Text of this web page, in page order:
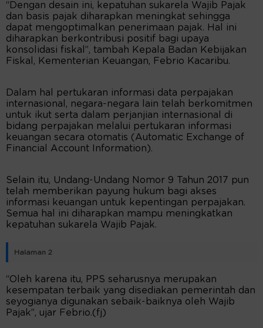
“Dengan desain ini, kepatuhan sukarela Wajib Pajak
dan basis pajak diharapkan meningkat sehingga
dapat mengoptimalkan penerimaan pajak. Hal ini
diharapkan berkontribusi positif bagi upaya
konsolidasi fiskal”, tambah Kepala Badan Kebijakan
Fiskal, Kementerian Keuangan, Febrio Kacaribu.
Dalam hal pertukaran informasi data perpajakan
internasional, negara-negara lain telah berkomitmen
untuk ikut serta dalam perjanjian internasional di
bidang perpajakan melalui pertukaran informasi
keuangan secara otomatis (Automatic Exchange of
Financial Account Information).
Selain itu, Undang-Undang Nomor 9 Tahun 2017 pun
telah memberikan payung hukum bagi akses
informasi keuangan untuk kepentingan perpajakan.
Semua hal ini diharapkan mampu meningkatkan
kepatuhan sukarela Wajib Pajak.
Halaman 2
“Oleh karena itu, PPS seharusnya merupakan
kesempatan terbaik yang disediakan pemerintah dan
seyogianya digunakan sebaik-baiknya oleh Wajib
Pajak”, ujar Febrio.(fj)